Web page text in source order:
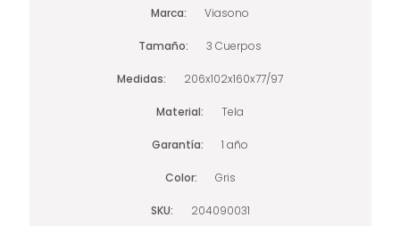
Marca Viasono
Tamaño 3 Cuerpos
Medidas 206x102x160x77/97
Material Tela
Garantía 1 año
Color Gris
SKU 204090031